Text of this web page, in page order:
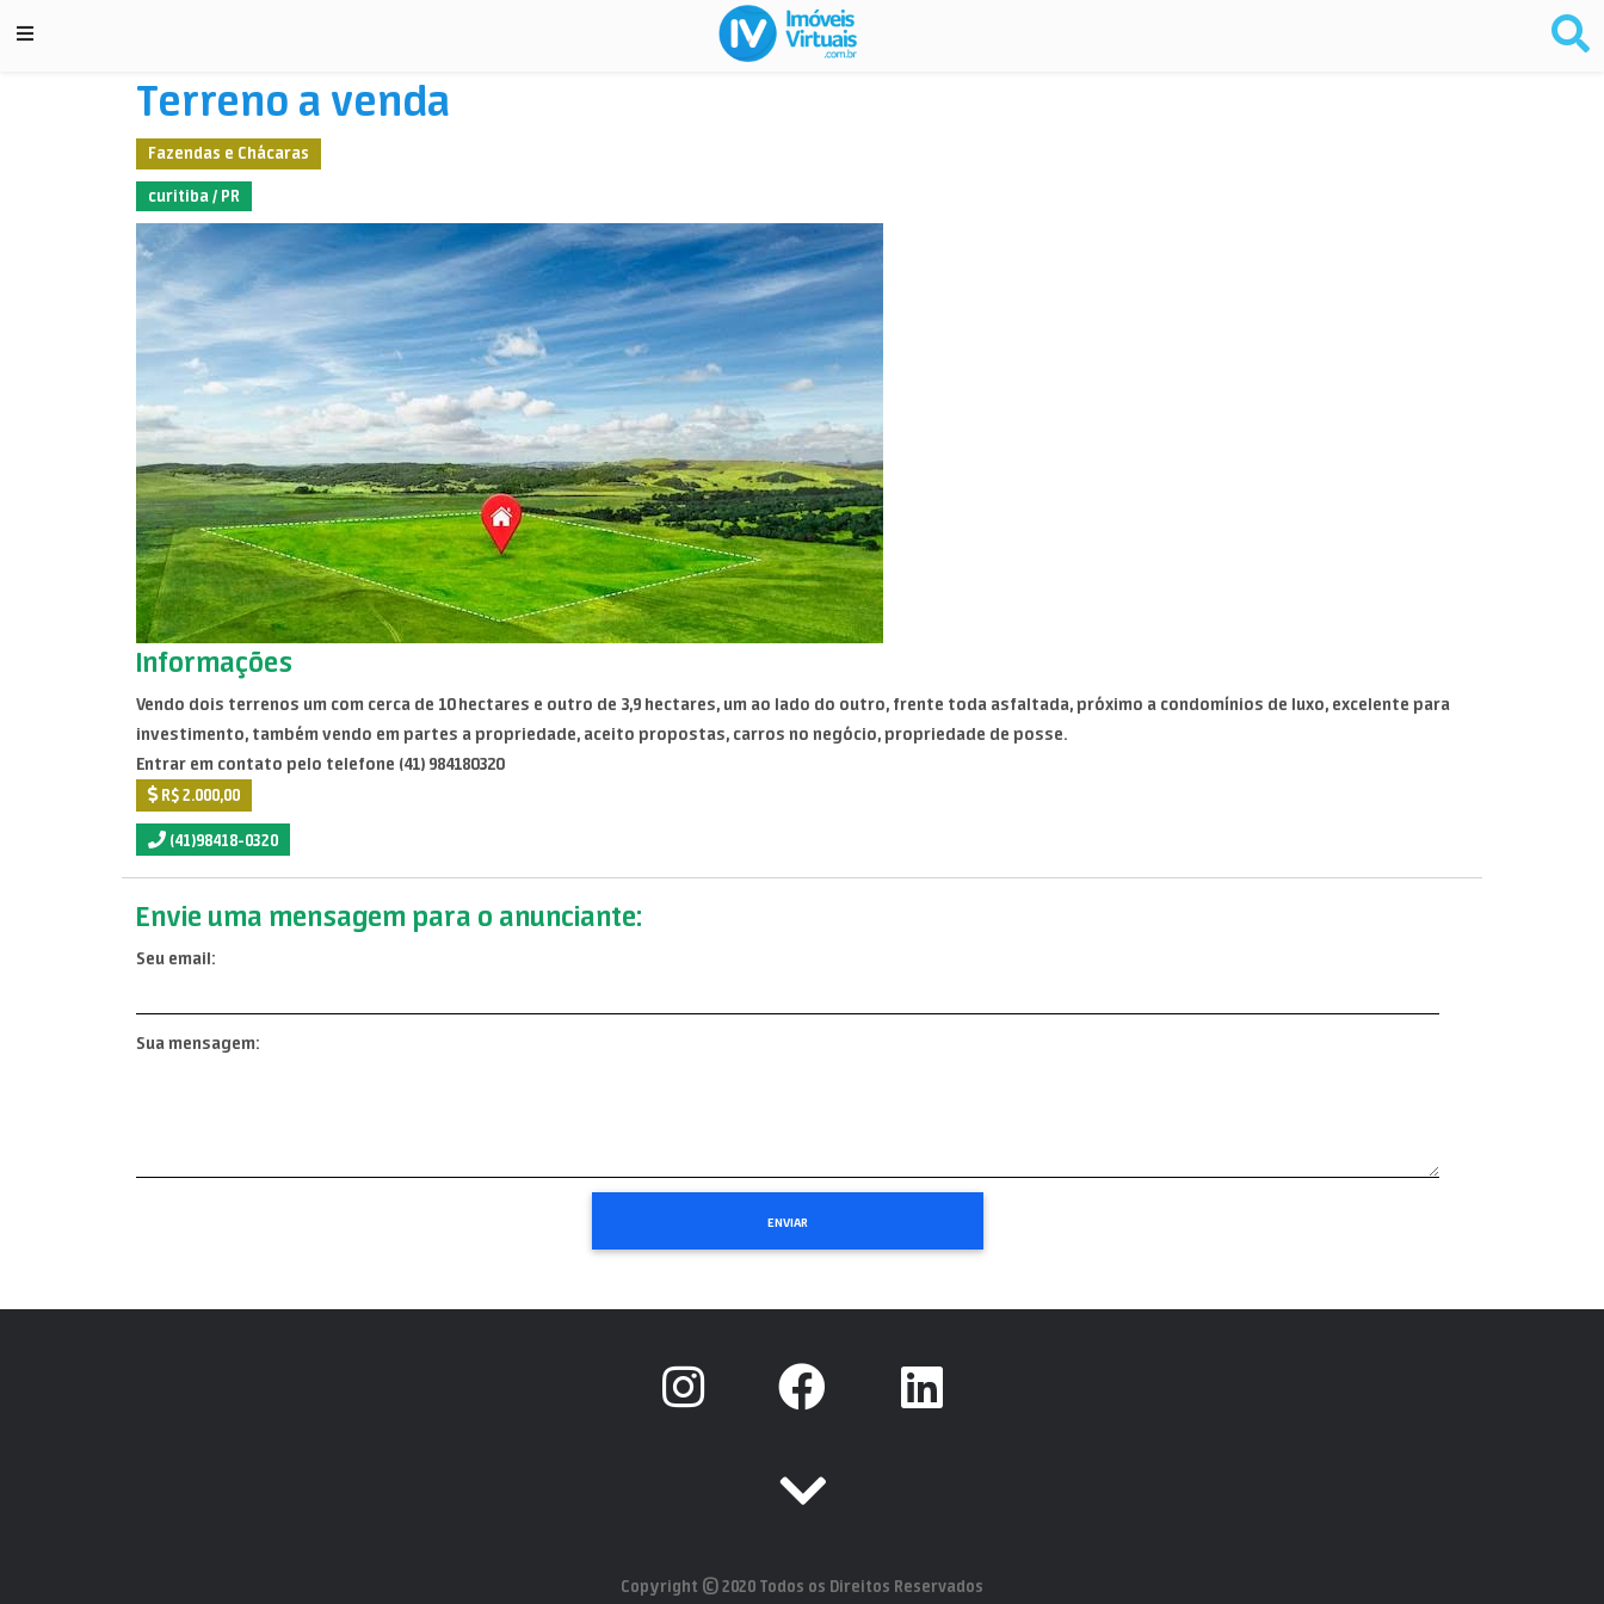
Terreno a venda
Fazendas e Chácaras
curitiba / PR
Informações
Vendo dois terrenos um com cerca de 10 hectares e outro de 3,9 hectares, um ao lado do outro, frente toda asfaltada, próximo a condomínios de luxo, excelente para
investimento, também vendo em partes a propriedade, aceito propostas, carros no negócio, propriedade de posse.
Entrar em contato pelo telefone (41) 984180320
R$ 2.000,00
(41)98418-0320
Envie uma mensagem para o anunciante:
Seu email:
Sua mensagem:
Copyright © 2020 Todos os Direitos Reservados